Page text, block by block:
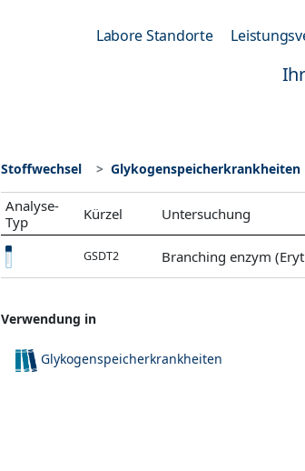
Labore Standorte
Stoffwechsel Glykogenspeicherkrankheiten
Analyse-
Typ
Kürzel Untersuchung
GSDT2 Branching enzym
Verwendung in
Glykogenspeicherkrankheiten